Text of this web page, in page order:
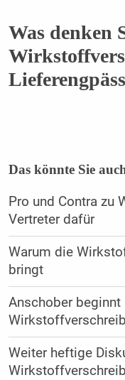
Was denken
Das könnte Sie
Pro und Contra zu
Vertreter dafür
Warum die
bringt
Anschober beginnt
Weiter heftige